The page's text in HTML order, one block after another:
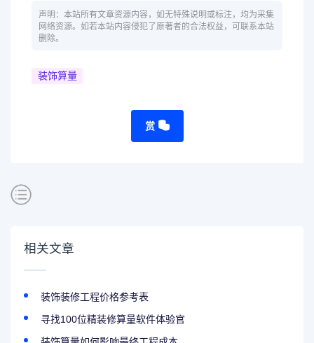
声明：本站所有文章资源内容，如无特殊说明或标注，均为采集
网络资源。如若本站内容侵犯了原著者的合法权益，可联系本站
删除。
装饰算量
赏
相关文章
装饰装修工程价格参考表
寻找100位精装修算量软件体验官